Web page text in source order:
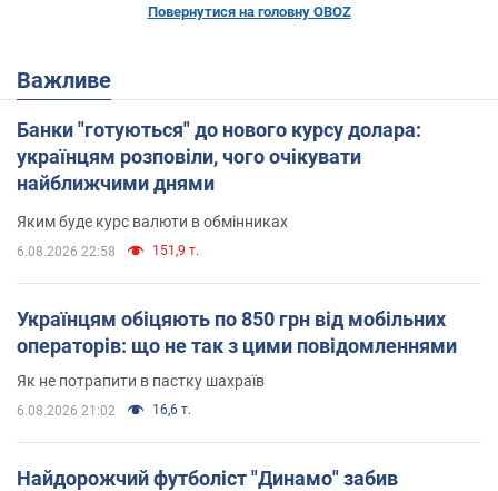
Повернутися на головну OBOZ
Важливе
Банки "готуються" до нового курсу долара:
українцям розповіли, чого очікувати
найближчими днями
Яким буде курс валюти в обмінниках
6.08.2026 22:58 151,9 т.
Українцям обіцяють по 850 грн від мобільних
операторів: що не так з цими повідомленнями
Як не потрапити в пастку шахраїв
6.08.2026 21:02 16,6 т.
Найдорожчий футболіст "Динамо" забив